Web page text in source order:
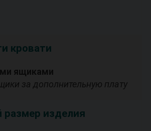
кровати
ящиками
за дополнительную плату
размер изделия